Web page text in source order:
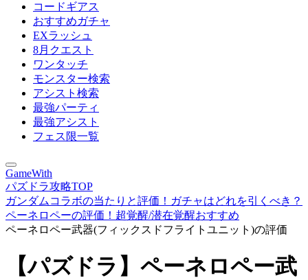
コードギアス
おすすめガチャ
EXラッシュ
8月クエスト
ワンタッチ
モンスター検索
アシスト検索
最強パーティ
最強アシスト
フェス限一覧
GameWith
パズドラ攻略TOP
ガンダムコラボの当たりと評価！ガチャはどれを引くべき？
ペーネロペーの評価！超覚醒/潜在覚醒おすすめ
ペーネロペー武器(フィックスドフライトユニット)の評価
【パズドラ】ペーネロペー武